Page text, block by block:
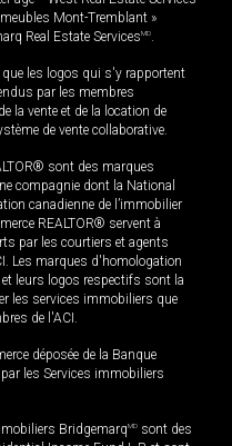
Mont-Tremblant »
Real Estate ServicesMD.
les logos qui s'y rapportent
par les membres
la vente et de la location de
de vente collaborative.
sont des marques
compagnie dont la National
canadienne de l’immobilier
REALTOR® servent à
par les courtiers et agents
Les marques d'homologation
leurs logos respectifs sont la
les services immobiliers que
de l'ACI.
déposée de la Banque
les Services immobiliers
BridgemarqMD sont des